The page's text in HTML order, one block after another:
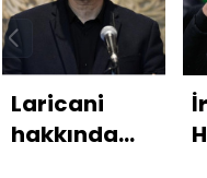
Laricani
hakkında